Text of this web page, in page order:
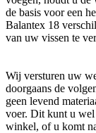
de basis voor een
Balantex 18
van uw vissen te
Wij versturen uw
doorgaans de
geen levend
voer. Dit kunt u wel
winkel, of u komt